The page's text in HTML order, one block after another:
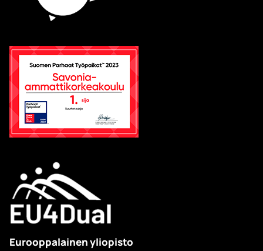
Eurooppalainen yliopisto